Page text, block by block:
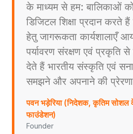
के माध्यम से हम: बालिकाओं
डिजिटल शिक्षा प्रदान करते
हेतु जागरूकता कार्यशालाएँ
पर्यावरण संरक्षण एवं प्रकृति
देते हैं भारतीय संस्कृति एवं
समझने और अपनाने की
पवन भड़ेरिया (निदेशक, कृतिम
फाउंडेशन)
Founder